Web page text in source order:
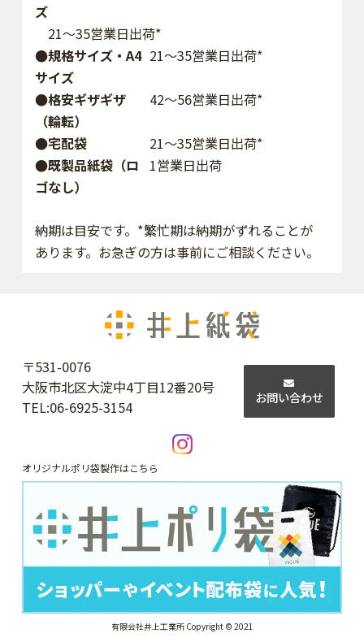
ズ
21～35営業日出荷*
●規格サイズ・A4
サイズ
21～35営業日出荷*
●格安ギザギザ
（輪転）
42〜56営業日出荷*
●宅配袋
21～35営業日出荷*
●既製品紙袋（ロ
ゴなし）
1営業日出荷
納期は目安です。*繁忙期は納期がずれることが
あります。お急ぎの方は事前にご相談ください。
〒531-0076
大阪市北区大淀中4丁目12番20号
TEL:06-6925-3154
お問い合わせ
オリジナルポリ袋製作はこちら
有限会社井上工業所 Copyright © 2021